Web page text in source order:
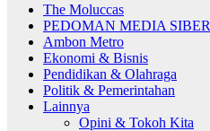
The Moluccas
PEDOMAN MEDIA SIBER
Ambon Metro
Ekonomi & Bisnis
Pendidikan & Olahraga
Politik & Pemerintahan
Lainnya
Opini & Tokoh Kita